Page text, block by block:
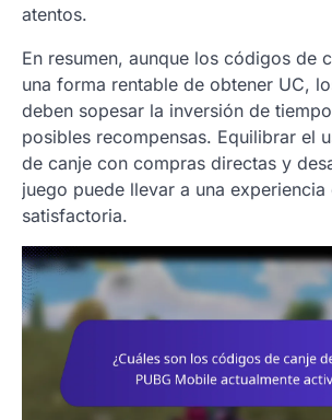
atentos.
En resumen, aunque los códigos de
una forma rentable de obtener UC,
deben sopesar la inversión de
posibles recompensas. Equilibrar el
de canje con compras directas y
juego puede llevar a una
satisfactoria.